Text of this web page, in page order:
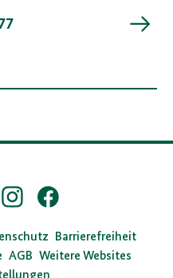
InstagramFacebook
Barrierefreiheit
AGB Weitere Websites